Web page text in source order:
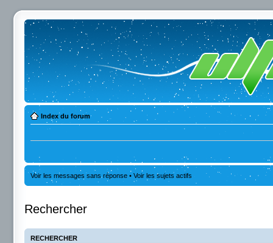
Index du forum
Voir les messages sans réponse • Voir les sujets actifs
Rechercher
RECHERCHER